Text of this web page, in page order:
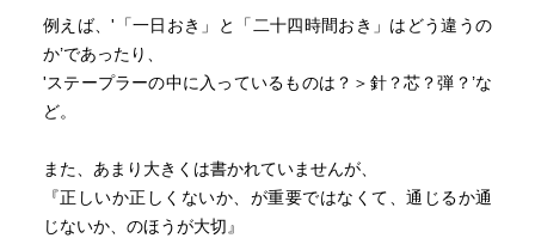
［ 参考となる書評 ］
例えば、'「一日おき」と「二十四時間おき」はどう違うの
か’であったり、
'ステープラーの中に入っているものは？＞針？芯？弾？’な
ど。
また、あまり大きくは書かれていませんが、
『正しいか正しくないか、が重要ではなくて、通じるか通
じないか、のほうが大切』